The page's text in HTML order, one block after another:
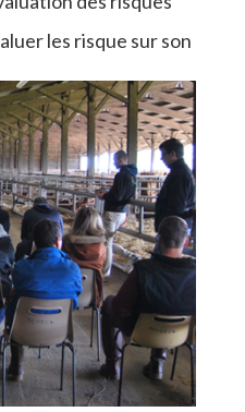
les risque sur son